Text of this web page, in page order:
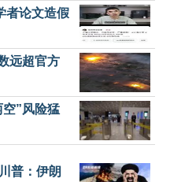
者论文造假
远超官方
”风险猛
普：伊朗